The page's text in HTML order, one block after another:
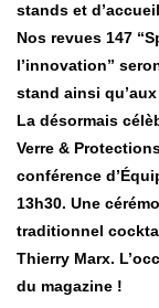
stands et
Nos revues 147
l’innovation”
stand ainsi
La désormais
Verre &
conférence
13h30. Une
traditionnel
Thierry Marx.
du magazine !